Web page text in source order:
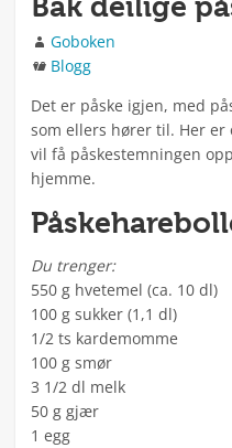
Forfatter
Goboken
Kategorier
Blogg
Det er påske igjen, med
som ellers hører til. Her
vil få påskestemningen
hjemme.
Du trenger:
550 g hvetemel (ca. 10 dl)
100 g sukker (1,1 dl)
1/2 ts kardemomme
100 g smør
3 1/2 dl melk
50 g gjær
1 egg